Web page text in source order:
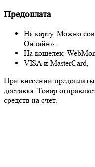
Предоплата
На карту. Можно
Онлайн».
На кошелек:
VISA и MasterCard,
При внесении предоплаты
доставка. Товар
средств на счет.